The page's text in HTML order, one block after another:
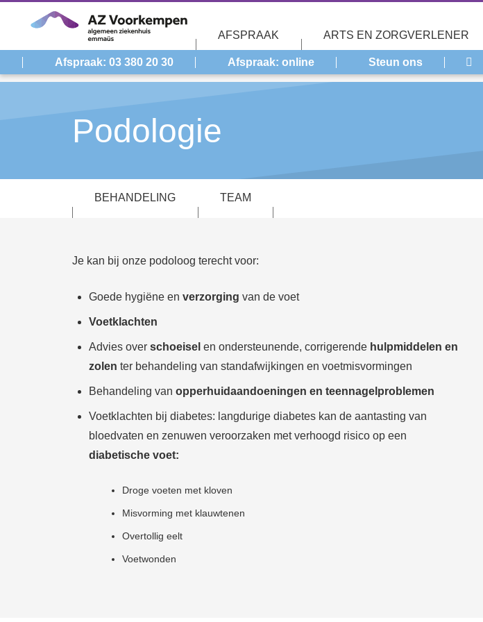
AFSPRAAK ARTS EN ZORGVERLENER
Afspraak: 03 380 20 30 Afspraak: online Steun ons
Podologie
BEHANDELING TEAM
Je kan bij onze podoloog terecht voor:
Goede hygiëne en verzorging van de voet
Voetklachten
Advies over schoeisel en ondersteunende, corrigerende hulpmiddelen en
zolen ter behandeling van standafwijkingen en voetmisvormingen
Behandeling van opperhuidaandoeningen en teennagelproblemen
Voetklachten bij diabetes: langdurige diabetes kan de aantasting van
bloedvaten en zenuwen veroorzaken met verhoogd risico op een
diabetische voet:
Droge voeten met kloven
Misvorming met klauwtenen
Overtollig eelt
Voetwonden